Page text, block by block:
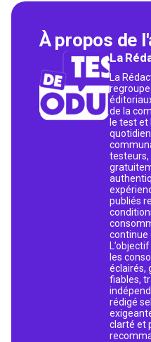
À propos de
La
La
regroupe
de la
le test et
testeurs,
publiés
continue
les
éclairés,
fiables,
rédigé
clarté et